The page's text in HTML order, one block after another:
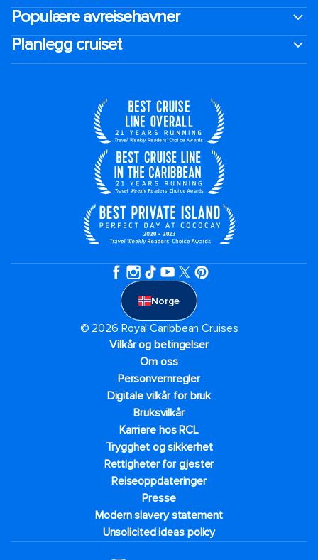
Populære avreisehavner
Planlegg cruiset
Norge
© 2026 Royal Caribbean Cruises
Vilkår og betingelser
Om oss
Personvernregler
Digitale vilkår for bruk
Bruksvilkår
Karriere hos RCL
Trygghet og sikkerhet​
Rettigheter for gjester
Reiseoppdateringer
Presse
Modern slavery statement
Unsolicited ideas policy